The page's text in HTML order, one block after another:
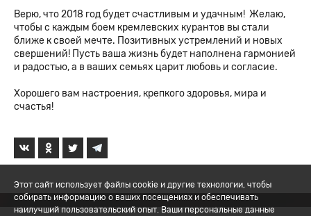
Верю, что 2018 год будет счастливым и удачным! Желаю,
чтобы с каждым боем кремлевских курантов вы стали
ближе к своей мечте. Позитивных устремлений и новых
свершений! Пусть ваша жизнь будет наполнена гармонией
и радостью, а в ваших семьях царит любовь и согласие.
Хорошего вам настроения, крепкого здоровья, мира и
счастья!
Этот сайт использует файлы cookie и другие технологии, чтобы
собирать информацию о ваших посещениях и обеспечивать
наилучший пользовательский опыт. Ваши персональные данные